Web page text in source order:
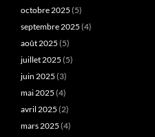
octobre 2025 (5)
septembre 2025 (4)
août 2025 (5)
juillet 2025 (5)
juin 2025 (3)
mai 2025 (4)
avril 2025 (2)
mars 2025 (4)